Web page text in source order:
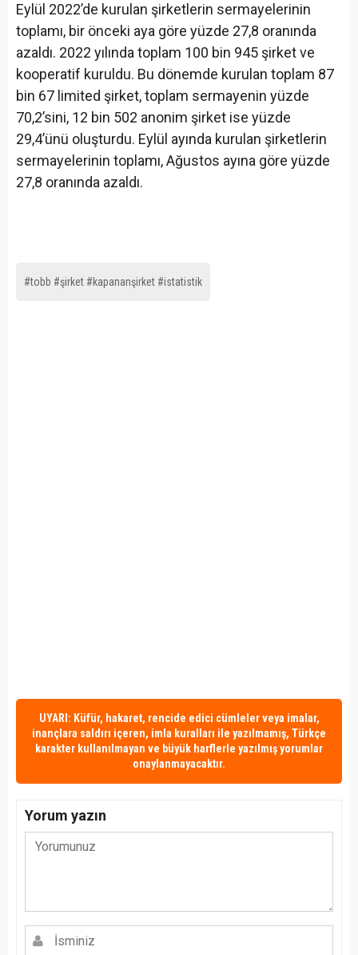
Eylül 2022’de kurulan şirketlerin sermayelerinin
toplamı, bir önceki aya göre yüzde 27,8 oranında
azaldı. 2022 yılında toplam 100 bin 945 şirket ve
kooperatif kuruldu. Bu dönemde kurulan toplam 87
bin 67 limited şirket, toplam sermayenin yüzde
70,2’sini, 12 bin 502 anonim şirket ise yüzde
29,4’ünü oluşturdu. Eylül ayında kurulan şirketlerin
sermayelerinin toplamı, Ağustos ayına göre yüzde
27,8 oranında azaldı.
#tobb #şirket #kapananşirket #istatistik
UYARI: Küfür, hakaret, rencide edici cümleler veya imalar,
inançlara saldırı içeren, imla kuralları ile yazılmamış, Türkçe
karakter kullanılmayan ve büyük harflerle yazılmış yorumlar
onaylanmayacaktır.
Yorum yazın